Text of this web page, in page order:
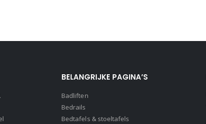
BELANGRIJKE PAGINA’S
Badliften
Bedrails
Bedtafels & stoeltafels